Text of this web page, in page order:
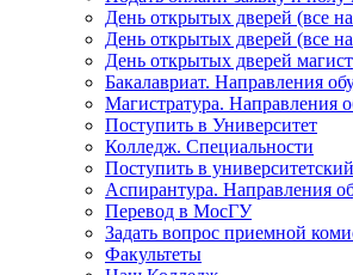
День открытых дверей (все
День открытых дверей (все
День открытых дверей
Бакалавриат. Направления
Магистратура. Направления
Поступить в Университет
Колледж. Специальности
Поступить в
Аспирантура. Направления
Перевод в МосГУ
Задать вопрос приемной
Факультеты